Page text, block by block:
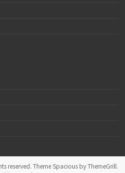
reserved. ThemeSpacious by ThemeGrill.